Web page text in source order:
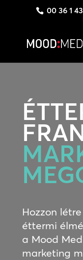
00 36 1
Hozzon
éttermi
a Mood
marketing